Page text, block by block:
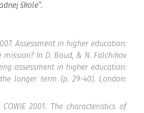
škole“.
Assessment in higher education:
mission? In D. Boud, & N. Falchikov
assessment in higher education:
longer term (p. 29-40). London:
2001. The characteristics of